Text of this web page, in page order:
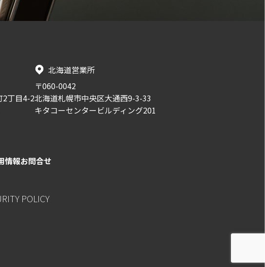
2丁目4-2
北海道営業所
〒060-0042
北海道札幌市中央区大通西9-3-33
キタコーセンタービルディング201
情報お問合せ
POLICY